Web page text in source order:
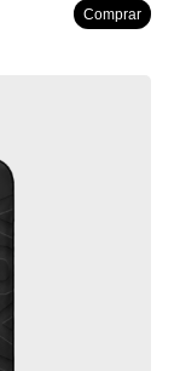
Comprar